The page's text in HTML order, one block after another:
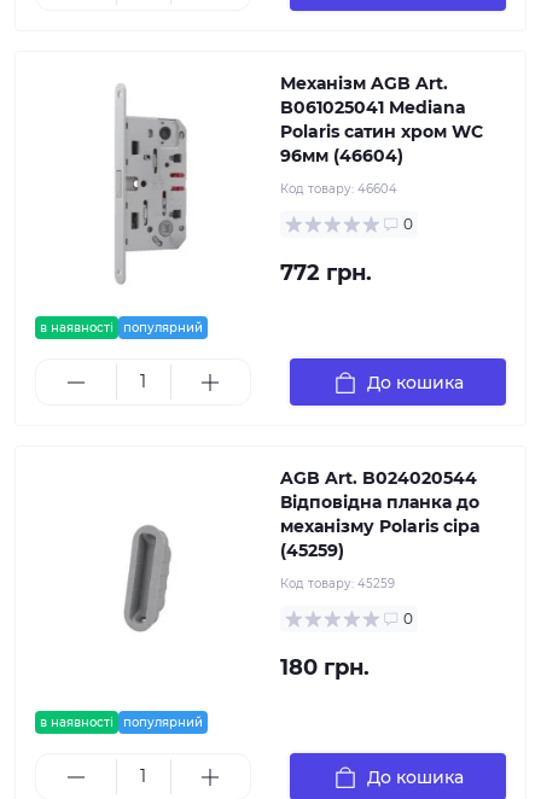
в наявності популярний
Механізм AGB Art.
B061025041 Mediana
Polaris сатин хром WC
96мм (46604)
Код товару: 46604
0
772 грн.
До кошика
в наявності популярний
AGB Art. B024020544
Відповідна планка до
механізму Polaris сіра
(45259)
Код товару: 45259
0
180 грн.
До кошика